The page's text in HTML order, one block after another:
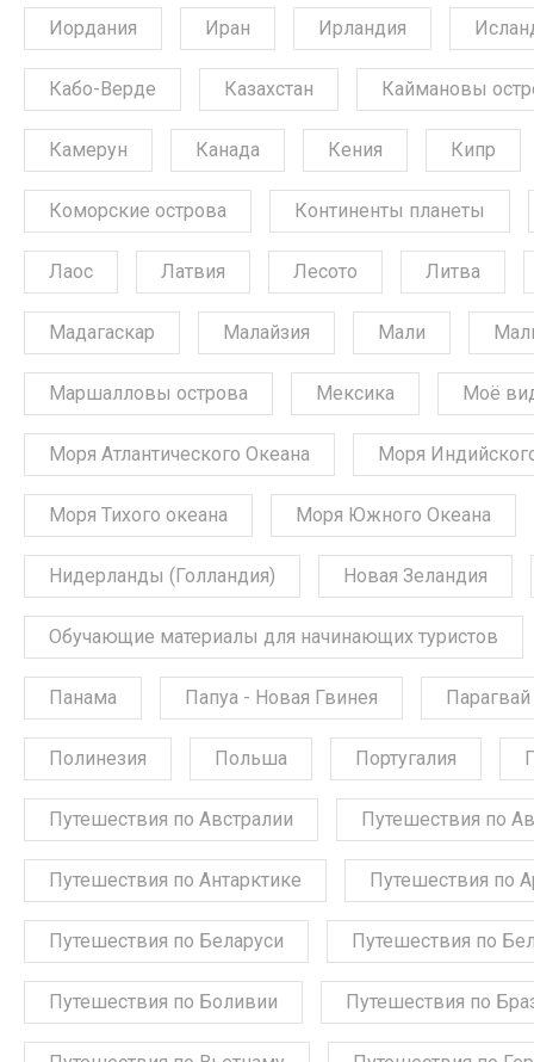
Иордания Иран Ирландия
Кабо-Верде Казахстан Каймановы
Камерун Канада Кения Кипр
Коморские острова Континенты планеты
Лаос Латвия Лесото Литва
Мадагаскар Малайзия Мали
Маршалловы острова Мексика Моё
Моря Атлантического Океана Моря
Моря Тихого океана Моря Южного Океана
Нидерланды (Голландия) Новая Зеландия
Обучающие материалы для начинающих туристов
Панама Папуа - Новая Гвинея Парагвай
Полинезия Польша Португалия
Путешествия по Австралии Путешествия по
Путешествия по Антарктике Путешествия по
Путешествия по Беларуси Путешествия по
Путешествия по Боливии Путешествия по